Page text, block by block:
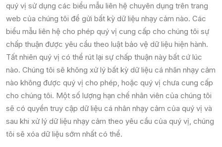
quý vị sử dụng các biểu mẫu liên hệ chuyên dụng trên trang
web của chúng tôi để gửi bất kỳ dữ liệu nhạy cảm nào. Các
biểu mẫu liên hệ cho phép quý vị cung cấp cho chúng tôi sự
chấp thuận được yêu cầu theo luật bảo vệ dữ liệu hiện hành.
Tất nhiên quý vị có thể rút lại sự chấp thuận này bất cứ lúc
nào. Chúng tôi sẽ không xử lý bất kỳ dữ liệu cá nhân nhạy cảm
nào không được quý vị cho phép, hoặc quý vị chưa cung cấp
cho chúng tôi. Một số lượng hạn chế nhân viên của chúng tôi
sẽ có quyền truy cập dữ liệu cá nhân nhạy cảm của quý vị và
sau khi xử lý dữ liệu nhạy cảm theo yêu cầu của quý vị, chúng
tôi sẽ xóa dữ liệu sớm nhất có thể.